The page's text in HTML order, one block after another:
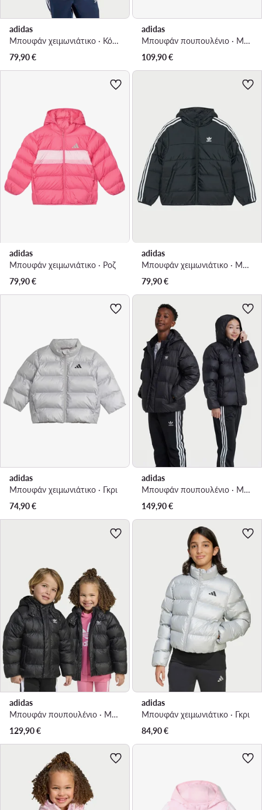
adidas
Μπουφάν χειμωνιάτικο · Κόκκινο
79,90€
adidas
Μπουφάν πουπουλένιο · Μαύρο
109,90€
adidas
Μπουφάν χειμωνιάτικο · Ροζ
79,90€
adidas
Μπουφάν χειμωνιάτικο · Μαύρο
79,90€
adidas
Μπουφάν χειμωνιάτικο · Γκρι
74,90€
adidas
Μπουφάν πουπουλένιο · Μαύρο
149,90€
adidas
Μπουφάν πουπουλένιο · Μαύρο
129,90€
adidas
Μπουφάν χειμωνιάτικο · Γκρι
84,90€